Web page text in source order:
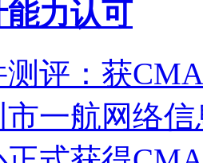
力认可
评：获
市一航网络